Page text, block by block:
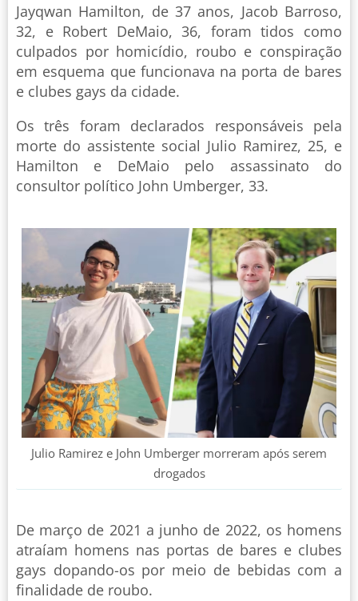
Jayqwan Hamilton, de 37 anos, Jacob Barroso,
32, e Robert DeMaio, 36, foram tidos como
culpados por homicídio, roubo e conspiração
em esquema que funcionava na porta de bares
e clubes gays da cidade.
Os três foram declarados responsáveis pela
morte do assistente social Julio Ramirez, 25, e
Hamilton e DeMaio pelo assassinato do
consultor político John Umberger, 33.
Julio Ramirez e John Umberger morreram após serem
drogados
De março de 2021 a junho de 2022, os homens
atraíam homens nas portas de bares e clubes
gays dopando-os por meio de bebidas com a
finalidade de roubo.